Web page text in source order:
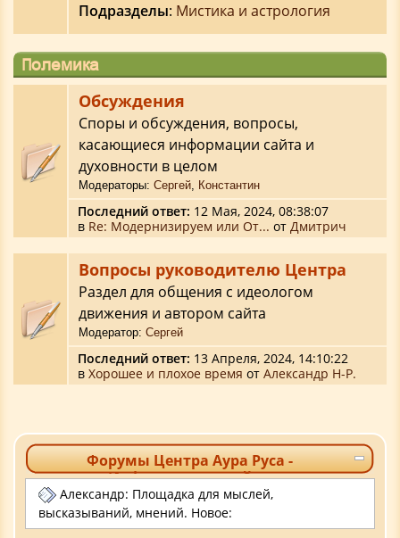
Подразделы: Мистика и астрология
Полемика
Обсуждения
Споры и обсуждения, вопросы,
касающиеся информации сайта и
духовности в целом
Модераторы:Сергей Константин
Последний ответ: 12 Мая, 2024, 08:38:07
в Re: Модернизируем или От... от Дмитрич
Вопросы руководителю Центра
Раздел для общения с идеологом
движения и автором сайта
Модератор:Сергей
Последний ответ: 13 Апреля, 2024, 14:10:22
в Хорошее и плохое время от Александр Н-Р.
Форумы Центра Аура Руса -
Информационный центр
Александр: Площадка для мыслей,
высказываний, мнений. Новое: